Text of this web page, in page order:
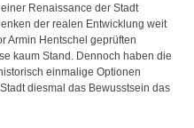
Renaissance der Stadt
der realen Entwicklung weit
Armin Hentschel geprüften
kaum Stand. Dennoch haben die
einmalige Optionen
diesmal das Bewusstsein das